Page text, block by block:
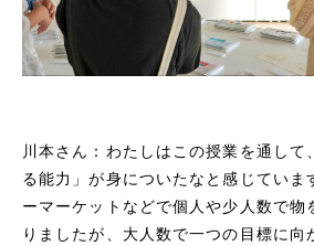
川本さん：わたしはこの授業を通して
る能力」が身についたなと感じていま
ーマーケットなどで個人や少人数で物
りましたが、大人数で一つの目標に向